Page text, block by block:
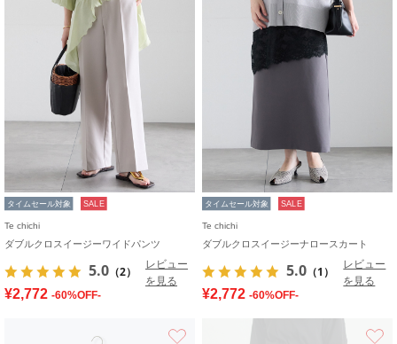
タイムセール対象 SALE
Te chichi
ダブルクロスイージーワイドパンツ
5.0 （2）
レビュー
を見る
¥2,772 -60%OFF-
タイムセール対象 SALE
Te chichi
ダブルクロスイージーナロースカート
5.0 （1）
レビュー
を見る
¥2,772 -60%OFF-